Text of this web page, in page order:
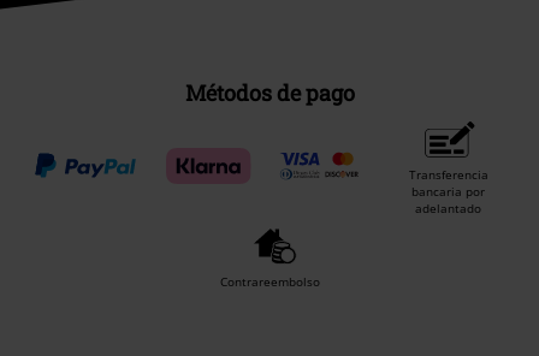
Métodos de pago
Transferencia
bancaria por
adelantado
Contrareembolso